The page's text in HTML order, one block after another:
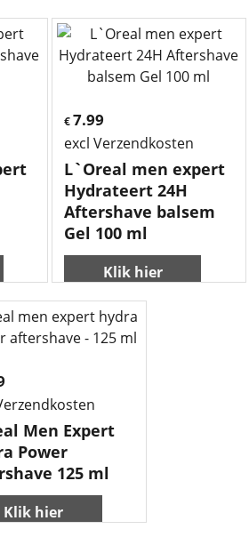
€7.99
excl Verzendkosten
L`Oreal men expert
Hydrateert 24H
Aftershave balsem
Gel 100 ml
Klik hier
Men Expert
Power
125 ml
Klik hier